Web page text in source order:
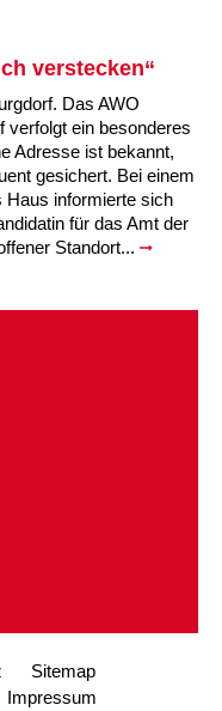
verstecken“
Das AWO
verfolgt ein besonderes
Adresse ist bekannt,
gesichert. Bei einem
Haus informierte sich
für das Amt der
Standort...
Sitemap
Impressum